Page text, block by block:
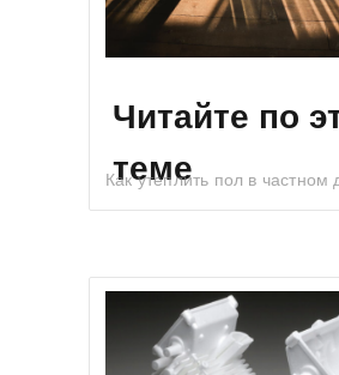
Читайте по
теме
Как утеплить пол в частном